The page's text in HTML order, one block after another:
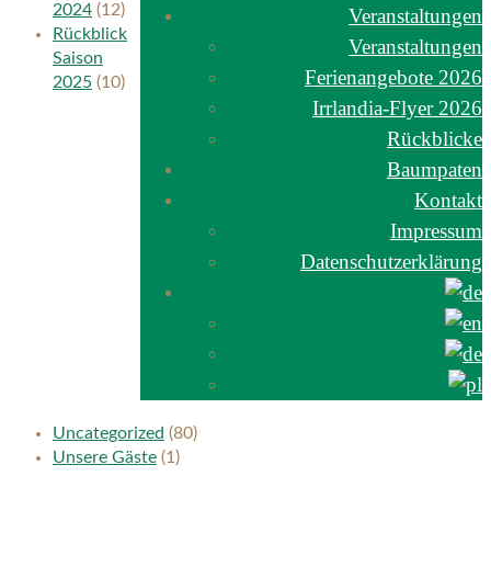
Veranstaltungen
Veranstaltungen
Ferienangebote 2026
Irrlandia-Flyer 2026
Rückblicke
Baumpaten
Kontakt
Impressum
Datenschutzerklärung
2024 (12)
Rückblick
Saison
2025 (10)
Uncategorized (80)
Unsere Gäste (1)